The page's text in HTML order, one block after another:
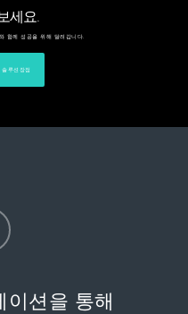
세요.
함께 성공을 위해 달려갑니다.
솔루션장점
관한한 항상